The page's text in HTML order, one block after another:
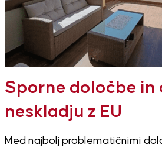
Sporne določbe in
neskladju z EU
Med najbolj problematičnimi